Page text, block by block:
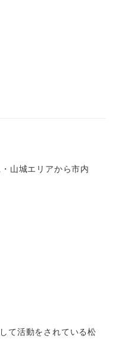
山城エリアから市内
て活動をされている松